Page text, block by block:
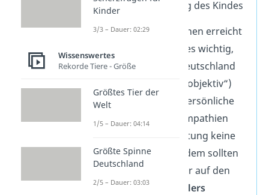
über die Leistung des Kindes
Damit diese Funktionen erreicht
werden können, ist es wichtig,
dass dieNoten
in Deutschland
(„objektiv“)
vergeben werden. Persönliche
Meinungen oder Sympathien
dürfen bei der Benotung keine
Rolle spielen. Außerdem sollten
sich die Noten immer auf den
Lernerfolg des Schülers
Kinder
3/3 – Dauer: 02:29
Wissenswertes
Rekorde Tiere - Größe
Größtes Tier der
Welt
1/5 – Dauer: 04:14
Größte Spinne
Deutschland
2/5 – Dauer: 03:03